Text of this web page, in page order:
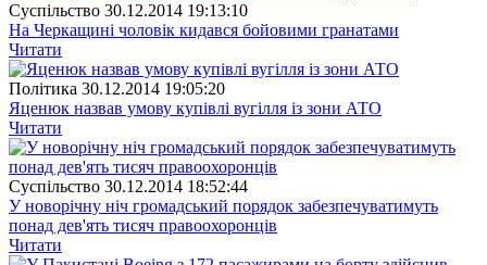
Суспiльство 30.12.2014 19:13:10
На Черкащині чоловік кидався бойовими гранатами
Читати
Полiтика 30.12.2014 19:05:20
Яценюк назвав умову купівлі вугілля із зони АТО
Читати
Суспiльство 30.12.2014 18:52:44
У новорічну ніч громадський порядок забезпечуватимуть
понад дев'ять тисяч правоохоронців
Читати